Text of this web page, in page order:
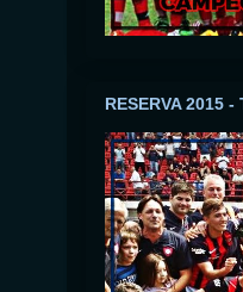
RESERVA 2015